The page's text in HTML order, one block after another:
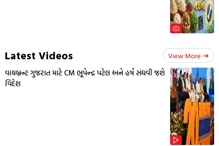
Latest Videos View More
વાયબ્રન્ટ ગુજરાત માટે CM ભૂપેન્દ્ર પટેલ અને હર્ષ સંઘવી જશે
વિદેશ